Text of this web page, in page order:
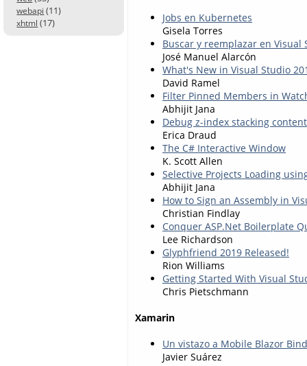
webapi (11)
xhtml (17)
Jobs en Kubernetes
Gisela Torres
Buscar y reemplazar en
José Manuel Alarcón
What's New in Visual Studio
David Ramel
Filter Pinned Members in
Abhijit Jana
Debug z-index stacking
Erica Draud
The C# Interactive Window
K. Scott Allen
Selective Projects Loading
Abhijit Jana
How to Sign an Assembly in
Christian Findlay
Conquer ASP.Net Boilerplate
Lee Richardson
Glyphfriend 2019 Released!
Rion Williams
Getting Started With Visual
Chris Pietschmann
Xamarin
Un vistazo a Mobile Blazor
Javier Suárez